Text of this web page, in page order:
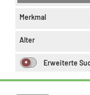
Merkmal
Alter
Erweiterte